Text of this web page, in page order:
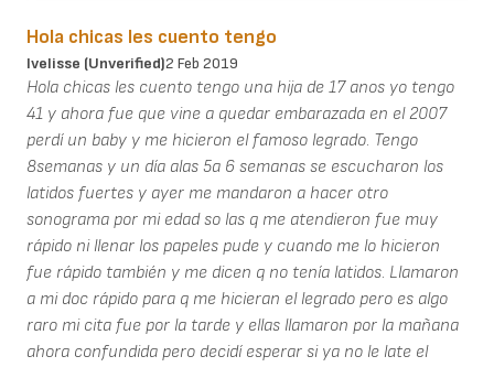
Hola chicas les cuento tengo
Ivelisse (unverified)2 Feb 2019
Hola chicas les cuento tengo una hija de 17 anos yo tengo
41 y ahora fue que vine a quedar embarazada en el 2007
perdí un baby y me hicieron el famoso legrado. Tengo
8semanas y un día alas 5a 6 semanas se escucharon los
latidos fuertes y ayer me mandaron a hacer otro
sonograma por mi edad so las q me atendieron fue muy
rápido ni llenar los papeles pude y cuando me lo hicieron
fue rápido también y me dicen q no tenía latidos. Llamaron
a mi doc rápido para q me hicieran el legrado pero es algo
raro mi cita fue por la tarde y ellas llamaron por la mañana
ahora confundida pero decidí esperar si ya no le late el